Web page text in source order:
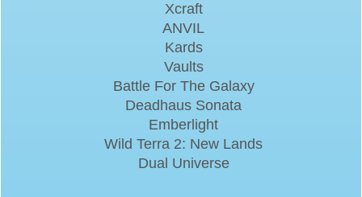
Xcraft
ANVIL
Kards
Vaults
Battle For The Galaxy
Deadhaus Sonata
Emberlight
Wild Terra 2: New Lands
Dual Universe